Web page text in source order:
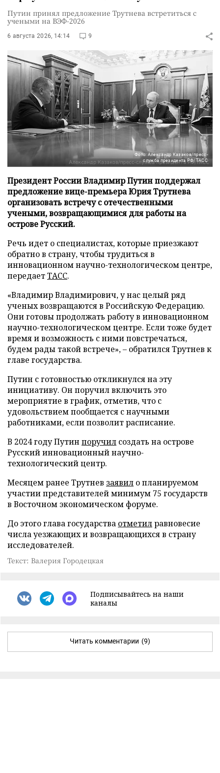
Путин принял предложение Трутнева встретиться с
учеными на ВЭФ-2026
6 августа 2026, 14:14 9
Фото: Александр Казаков/пресс-
служба президента РФ/ТАСС
Президент России Владимир Путин поддержал
предложение вице-премьера Юрия Трутнева
организовать встречу с отечественными
учеными, возвращающимися для работы на
острове Русский.
Речь идет о специалистах, которые приезжают
обратно в страну, чтобы трудиться в
инновационном научно-технологическом центре,
передаетТАСС.
«Владимир Владимирович, у нас целый ряд
ученых возвращаются в Российскую Федерацию.
Они готовы продолжать работу в инновационном
научно-технологическом центре. Если тоже будет
время и возможность с ними повстречаться,
будем рады такой встрече», – обратился Трутнев к
главе государства.
Путин с готовностью откликнулся на эту
инициативу. Он поручил включить это
мероприятие в график, отметив, что с
удовольствием пообщается с научными
работниками, если позволит расписание.
В 2024 году Путин поручил создать на острове
Русский инновационный научно-
технологический центр.
Месяцем ранее Трутнев заявил о планируемом
участии представителей минимум 75 государств
в Восточном экономическом форуме.
До этого глава государства отметилравновесие
числа уезжающих и возвращающихся в страну
исследователей.
Текст: Валерия Городецкая
Подписывайтесь на наши
каналы
Читать комментарии (9)